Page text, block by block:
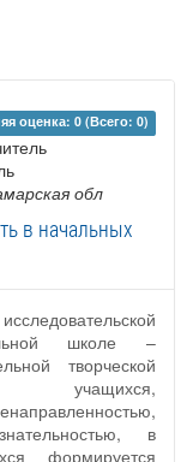
оценка: 0 (Всего: 0)
обл
в начальных
школе –
творческой
в
формируется